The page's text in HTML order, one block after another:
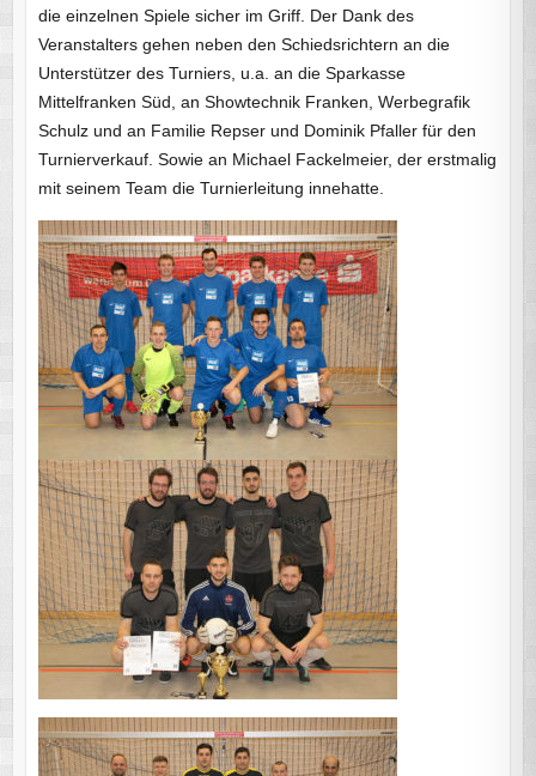
die einzelnen Spiele sicher im Griff. Der Dank des
Veranstalters gehen neben den Schiedsrichtern an die
Unterstützer des Turniers, u.a. an die Sparkasse
Mittelfranken Süd, an Showtechnik Franken, Werbegrafik
Schulz und an Familie Repser und Dominik Pfaller für den
Turnierverkauf. Sowie an Michael Fackelmeier, der erstmalig
mit seinem Team die Turnierleitung innehatte.